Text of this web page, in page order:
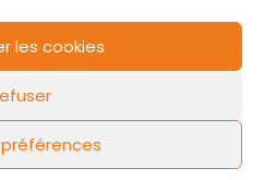
les cookies
Politique de cookies